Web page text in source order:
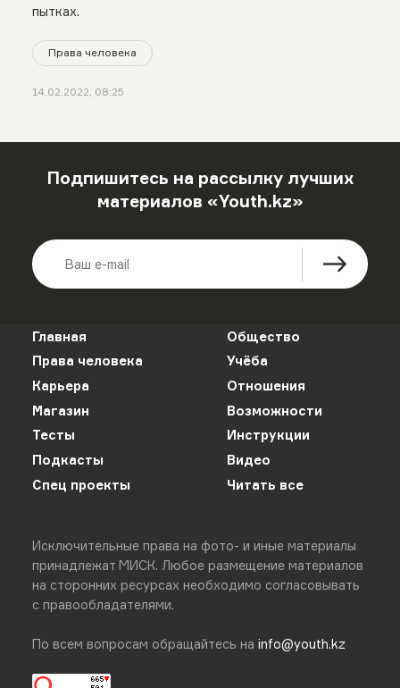
пытках.
Права человека
14.02.2022, 08:25
Подпишитесь на рассылку лучших
материалов «Youth.kz»
Главная
Общество
Права человека
Учёба
Карьера
Отношения
Магазин
Возможности
Тесты
Инструкции
Подкасты
Видео
Спец проекты
Читать все
Исключительные права на фото- и иные материалы
принадлежат МИСК. Любое размещение материалов
на сторонних ресурсах необходимо согласовывать
с правообладателями.
По всем вопросам обращайтесь на info@youth.kz